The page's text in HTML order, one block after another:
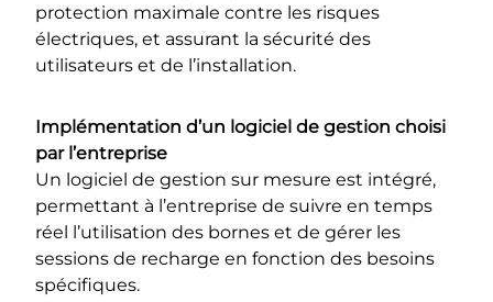
protection maximale contre les risques
électriques, et assurant la sécurité des
utilisateurs et de l’installation.
Implémentation d’un logiciel de gestion choisi
par l’entreprise
Un logiciel de gestion sur mesure est intégré,
permettant à l’entreprise de suivre en temps
réel l’utilisation des bornes et de gérer les
sessions de recharge en fonction des besoins
spécifiques.